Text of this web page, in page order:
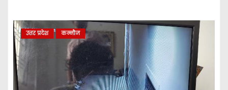
उत्तर प्रदेश कन्नौज